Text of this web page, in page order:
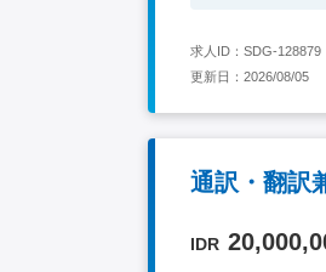
求人ID：SDG-128879
更新日：2026/08/05
通訳・翻訳
IDR